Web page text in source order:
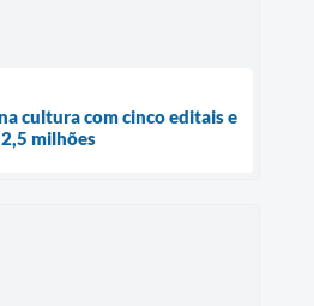
cultura com cinco editais e
milhões